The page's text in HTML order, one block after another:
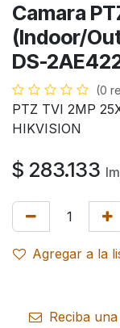
Camara
(Indoor/
DS-
(0
PTZ TVI 2MP
HIKVISION
$ 283.133
Agregar a la
Reciba